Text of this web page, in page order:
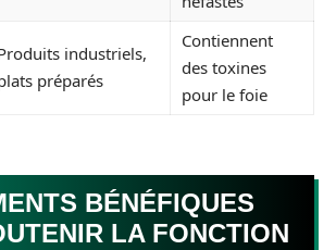
industriels,
préparés
Contiennent
des toxines
pour le foie
BÉNÉFIQUES
LA FONCTION